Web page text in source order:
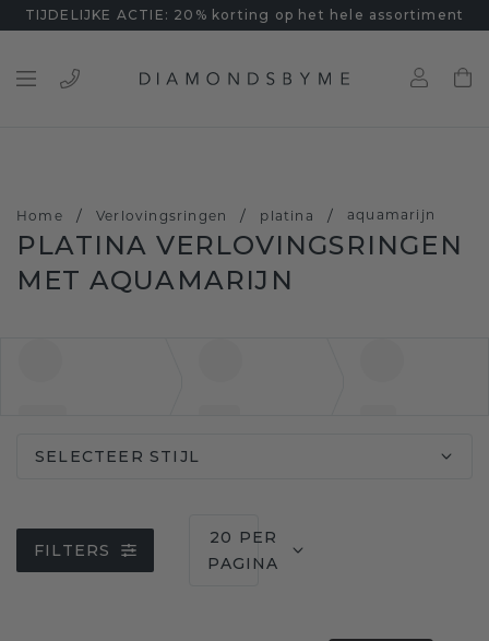
TIJDELIJKE ACTIE: 20% korting op het hele assortiment
Home / Verlovingsringen / platina / aquamarijn
PLATINA VERLOVINGSRINGEN
MET AQUAMARIJN
SELECTEER STIJL
FILTERS
20 PER
PAGINA